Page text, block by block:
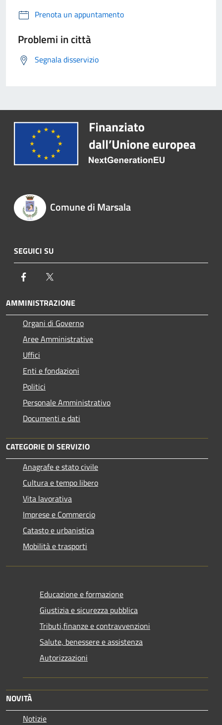
Prenota un appuntamento
Problemi in città
Segnala disservizio
Comune di Marsala
SEGUICI SU
Facebook
AMMINISTRAZIONE
Organi di Governo
Aree Amministrative
Uffici
Enti e fondazioni
Politici
Personale Amministrativo
Documenti e dati
CATEGORIE DI SERVIZIO
Anagrafe e stato civile
Cultura e tempo libero
Vita lavorativa
Imprese e Commercio
Catasto e urbanistica
Mobilità e trasporti
Educazione e formazione
Giustizia e sicurezza pubblica
Tributi,finanze e contravvenzioni
Salute, benessere e assistenza
Autorizzazioni
NOVITÀ
Notizie